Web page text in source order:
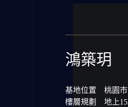
鴻築玥
基地位置
桃園
樓層規劃
地上